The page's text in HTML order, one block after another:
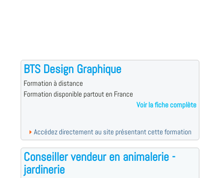
BTS Design Graphique
Formation à distance
Formation disponible partout en France
Voir la fiche complète
Accédez directement au site présentant cette formation
Conseiller vendeur en animalerie -
jardinerie